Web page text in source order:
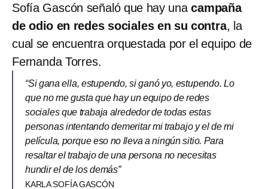
Sofía Gascón señaló que hay unacampaña
de odio en redes sociales en su contra, la
cual se encuentra orquestada por el equipo de
Fernanda Torres.
“Si gana ella, estupendo, si ganó yo, estupendo. Lo
que no me gusta que hay un equipo de redes
sociales que trabaja alrededor de todas estas
personas intentando demeritar mi trabajo y el de mi
película, porque eso no lleva a ningún sitio. Para
resaltar el trabajo de una persona no necesitas
hundir el de los demás”
KARLA SOFÍA GASCÓN